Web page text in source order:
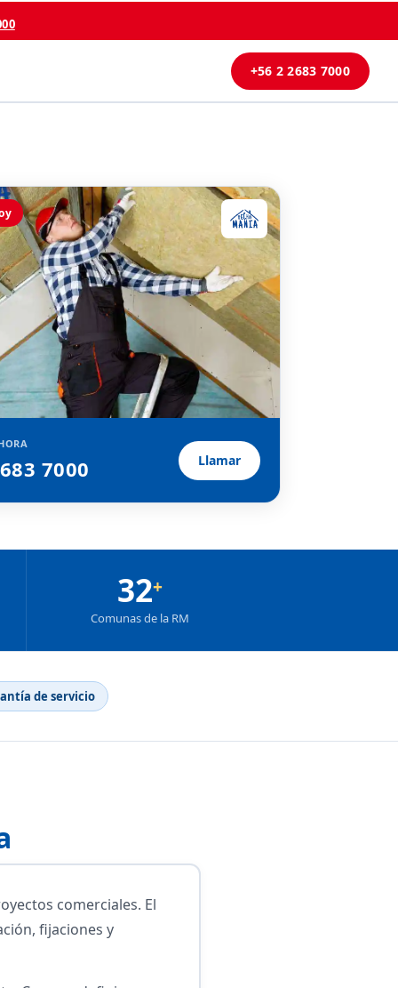
+56 2 2683 7000
7000 Llamar
32+
Comunas de la RM
de servicio
comerciales. El
fijaciones y